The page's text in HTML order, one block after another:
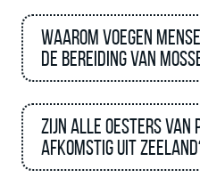
Waarom voegen
de bereiding van
Zijn alle oesters van
afkomstig uit